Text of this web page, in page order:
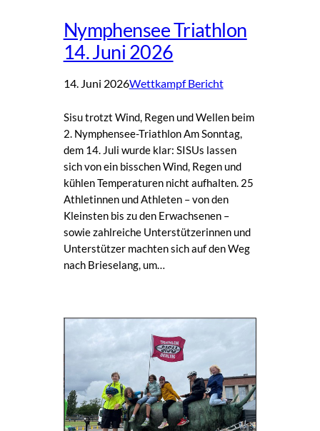
Nymphensee Triathlon
14. Juni 2026
14. Juni 2026Wettkampf Bericht
Sisu trotzt Wind, Regen und Wellen beim
2. Nymphensee-Triathlon Am Sonntag,
dem 14. Juli wurde klar: SISUs lassen
sich von ein bisschen Wind, Regen und
kühlen Temperaturen nicht aufhalten. 25
Athletinnen und Athleten – von den
Kleinsten bis zu den Erwachsenen –
sowie zahlreiche Unterstützerinnen und
Unterstützer machten sich auf den Weg
nach Brieselang, um…